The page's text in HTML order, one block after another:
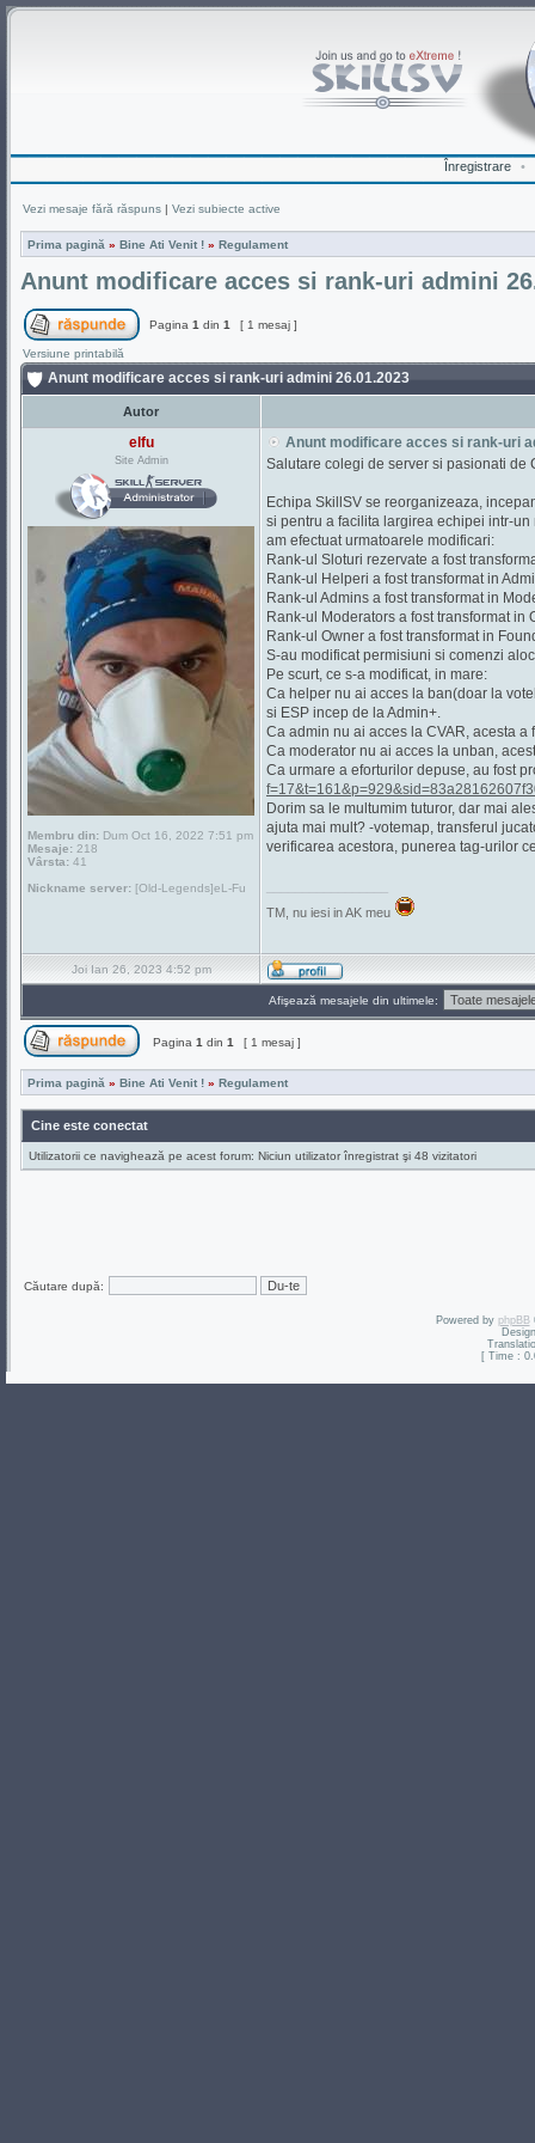
Înregistrare •
Vezi mesaje fără răspuns | Vezi subiecte active
Prima pagină » Bine Ati Venit ! » Regulament
Anunt modificare acces si rank-uri admini
Pagina 1 din 1 [ 1 mesaj ]
Versiune printabilă
Anunt modificare acces si rank-uri admini 26.01.2023
Autor
elfu
Site Admin
Membru din: Dum Oct 16, 2022 7:51 pm
Mesaje: 218
Vârsta: 41
Nickname server: [Old-Legends]eL-Fu
Anunt modificare acces si rank-uri
Salutare colegi de server si pasionati de
Echipa SkillSV se reorganizeaza,
si pentru a facilita largirea echipei intr-
am efectuat urmatoarele modificari:
Rank-ul Sloturi rezervate a fost
Rank-ul Helperi a fost transformat in
Rank-ul Admins a fost transformat in
Rank-ul Moderators a fost transformat in
Rank-ul Owner a fost transformat in
S-au modificat permisiuni si comenzi
Pe scurt, ce s-a modificat, in mare:
Ca helper nu ai acces la ban(doar la
si ESP incep de la Admin+.
Ca admin nu ai acces la CVAR, acesta a
Ca moderator nu ai acces la unban,
Ca urmare a eforturilor depuse, au fost
Dorim sa le multumim tuturor, dar mai
ajuta mai mult? -votemap, transferul
verificarea acestora, punerea tag-urilor
TM, nu iesi in AK meu
Joi Ian 26, 2023 4:52 pm
Afişează mesajele din ultimele:
Pagina 1 din 1 [ 1 mesaj ]
Prima pagină » Bine Ati Venit ! » Regulament
Cine este conectat
Utilizatorii ce navighează pe acest forum: Niciun utilizator înregistrat şi 48 vizitatori
Căutare după:
Powered by phpBB
[ Time :